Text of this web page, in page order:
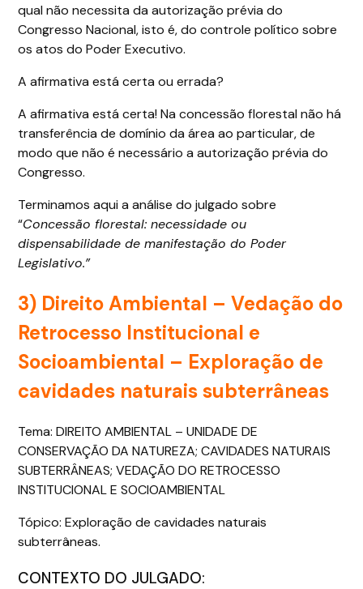
qual não necessita da autorização prévia do
Congresso Nacional, isto é, do controle político sobre
os atos do Poder Executivo.
A afirmativa está certa ou errada?
A afirmativa está certa! Na concessão florestal não há
transferência de domínio da área ao particular, de
modo que não é necessário a autorização prévia do
Congresso.
Terminamos aqui a análise do julgado sobre
“Concessão florestal: necessidade ou
dispensabilidade de manifestação do Poder
Legislativo.”
3) Direito Ambiental –Vedação do
Retrocesso Institucional e
Socioambiental – Exploração de
cavidades naturais subterrâneas
Tema: DIREITO AMBIENTAL – UNIDADE DE
CONSERVAÇÃO DA NATUREZA; CAVIDADES NATURAIS
SUBTERRÂNEAS; VEDAÇÃO DO RETROCESSO
INSTITUCIONAL E SOCIOAMBIENTAL
Tópico: Exploração de cavidades naturais
subterrâneas.
CONTEXTO DO JULGADO: